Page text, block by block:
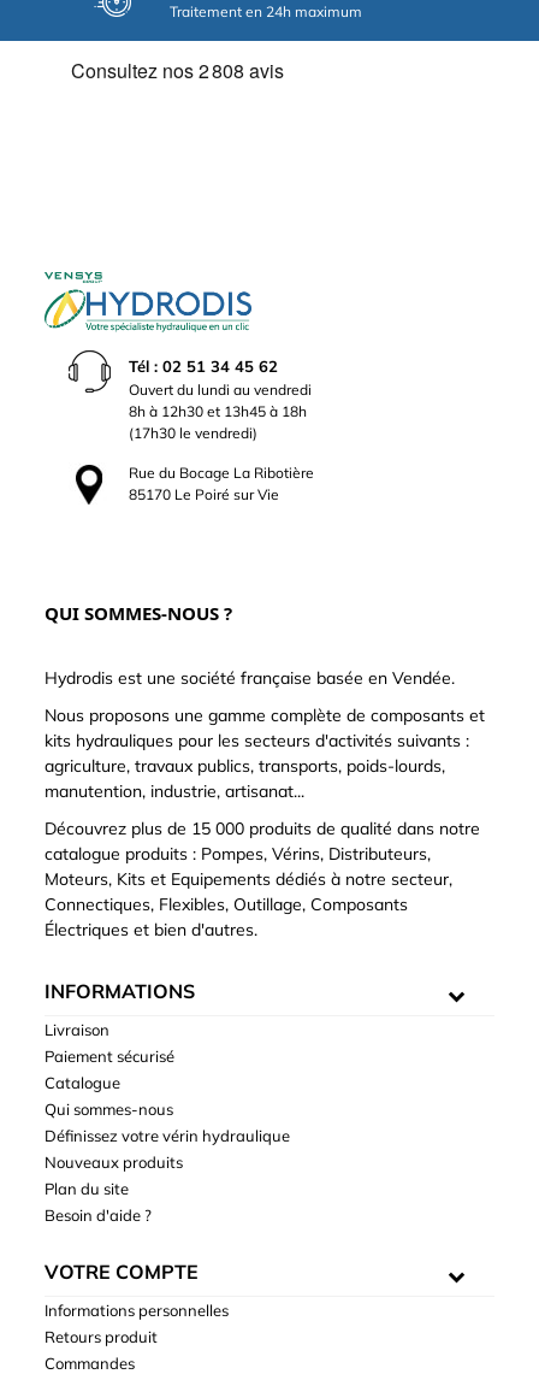
Traitement en 24h maximum
Tél : 02 51 34 45 62
Ouvert du lundi au vendredi
8h à 12h30 et 13h45 à 18h
(17h30 le vendredi)
Rue du Bocage La Ribotière
85170 Le Poiré sur Vie
QUI SOMMES-NOUS ?
Hydrodis est une société française basée en Vendée.
Nous proposons une gamme complète de composants et
kits hydrauliques pour les secteurs d'activités suivants :
agriculture, travaux publics, transports, poids-lourds,
manutention, industrie, artisanat...
Découvrez plus de 15 000 produits de qualité dans notre
catalogue produits : Pompes, Vérins, Distributeurs,
Moteurs, Kits et Equipements dédiés à notre secteur,
Connectiques, Flexibles, Outillage, Composants
Électriques et bien d'autres.
INFORMATIONS
Livraison
Paiement sécurisé
Catalogue
Qui sommes-nous
Définissez votre vérin hydraulique
Nouveaux produits
Plan du site
Besoin d'aide ?
VOTRE COMPTE
Informations personnelles
Retours produit
Commandes